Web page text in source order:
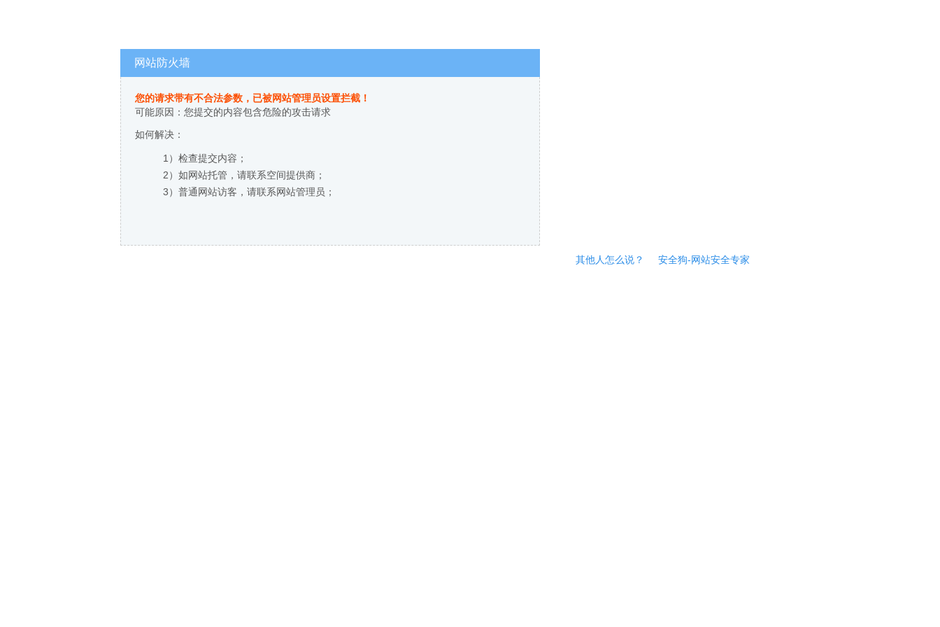
网站防火墙
您的请求带有不合法参数，已被网站管理员设置拦截！
可能原因：您提交的内容包含危险的攻击请求
如何解决：
1）检查提交内容；
2）如网站托管，请联系空间提供商；
3）普通网站访客，请联系网站管理员；
其他人怎么说？ 安全狗-网站安全专家